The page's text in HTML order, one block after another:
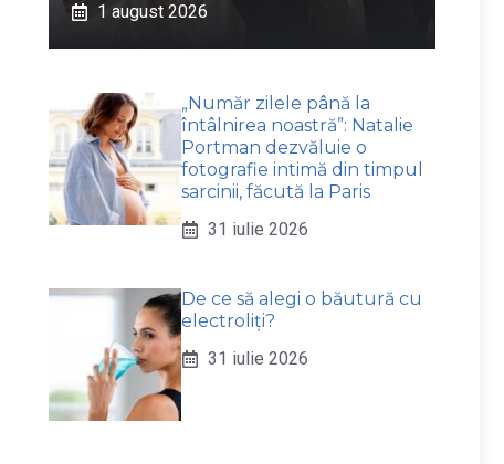
1 august 2026
„Număr zilele până la
întâlnirea noastră”: Natalie
Portman dezvăluie o
fotografie intimă din timpul
sarcinii, făcută la Paris
31 iulie 2026
De ce să alegi o băutură cu
electroliți?
31 iulie 2026